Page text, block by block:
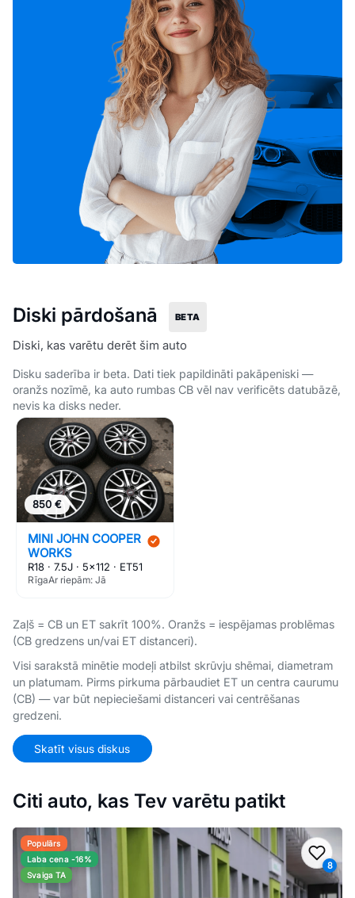
Diski pārdošanā BETA
Diski, kas varētu derēt šim auto
Disku saderība ir beta. Dati tiek papildināti pakāpeniski —
oranžs nozīmē, ka auto rumbas CB vēl nav verificēts datubāzē,
nevis ka disks neder.
850 €
MINI JOHN COOPER
WORKS
R18 · 7.5J · 5×112 · ET51
RīgaAr riepām: Jā
Zaļš = CB un ET sakrīt 100%. Oranžs = iespējamas problēmas
(CB gredzens un/vai ET distanceri).
Visi sarakstā minētie modeļi atbilst skrūvju shēmai, diametram
un platumam. Pirms pirkuma pārbaudiet ET un centra caurumu
(CB) — var būt nepieciešami distanceri vai centrēšanas
gredzeni.
Skatīt visus diskus
Citi auto, kas Tev varētu patikt
8
Populārs
Laba cena -16%
Svaiga TA